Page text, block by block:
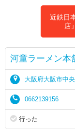
近鉄日
店
河童ラーメン本
大阪府大阪市中
0662139156
行った